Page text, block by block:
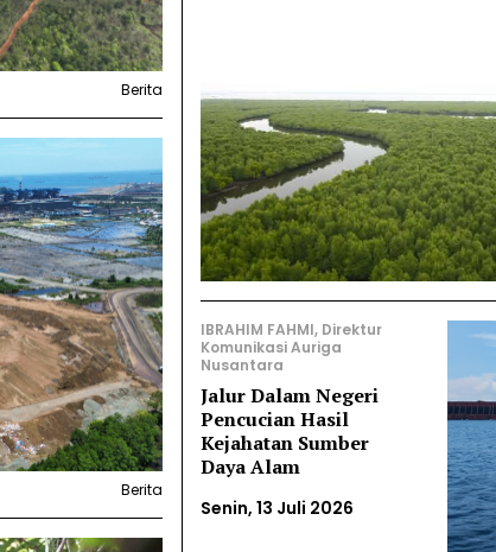
Berita
Berita
IBRAHIM FAHMI, Direktur
Komunikasi Auriga
Nusantara
Jalur Dalam Negeri
Pencucian Hasil
Kejahatan Sumber
Daya Alam
Senin, 13 Juli 2026